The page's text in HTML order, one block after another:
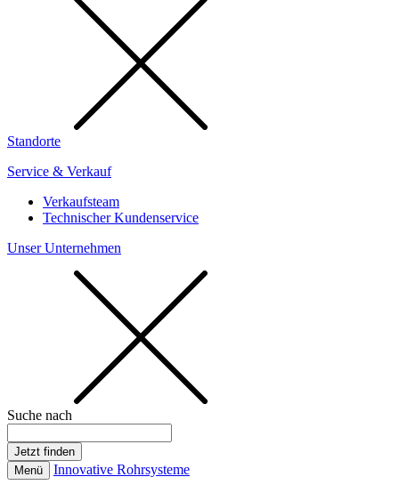
Standorte
Service & Verkauf
Verkaufsteam
Technischer Kundenservice
Unser Unternehmen
Suche nach
Menü Innovative Rohrsysteme